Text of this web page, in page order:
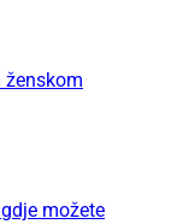
ženskom
možete